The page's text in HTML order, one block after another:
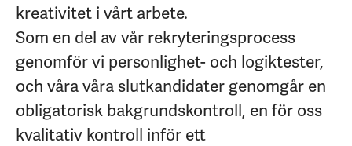
kreativitet i vårt arbete.
Som en del av vår rekryteringsprocess
genomför vi personlighet- och logiktester,
och våra våra slutkandidater genomgår en
obligatorisk bakgrundskontroll, en för oss
kvalitativ kontroll inför ett